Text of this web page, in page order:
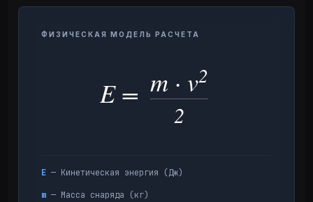
ФИЗИЧЕСКАЯ МОДЕЛЬ РАСЧЕТА
E = m · v2
2
E — Кинетическая энергия (Дж)
m — Масса снаряда (кг)